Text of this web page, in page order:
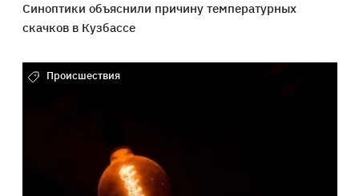
Синоптики объяснили причину температурных
скачков в Кузбассе
Происшествия